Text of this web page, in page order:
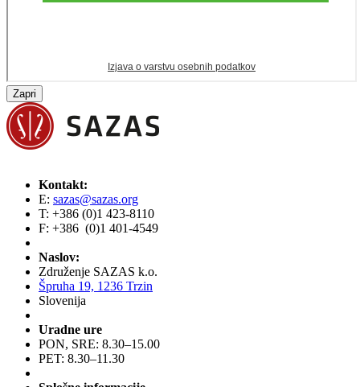
Zapri
Kontakt:
E: sazas@sazas.org
T: +386 (0)1 423-8110
F: +386 (0)1 401-4549
Naslov:
Združenje SAZAS k.o.
Špruha 19, 1236 Trzin
Slovenija
Uradne ure
PON, SRE: 8.30–15.00
PET: 8.30–11.30